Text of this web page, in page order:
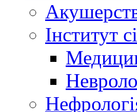
Інститут